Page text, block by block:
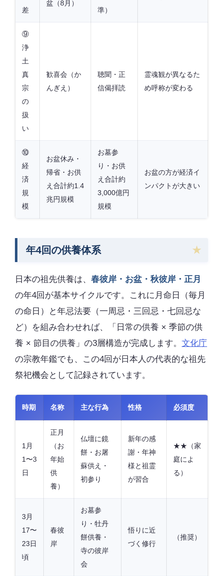
差
盆（8月）
準）
⑨
浄
土
真
宗
の
扱
い
歓喜会（か
んぎえ）
聴聞・正
信偈拝読
霊魂観が異なるた
め呼称が変わる
⑩
経
済
規
模
お盆休み・
帰省・お供
え合計約1.4
兆円規模
お墓参
り・お供
え合計約
3,000億円
規模
お盆の方が経済イ
ンパクトが大きい
年4回の供養体系
日本の祖先供養は、 春彼岸・お盆・秋彼岸・正月
の年4回が基本サイクルです。これに月命日（毎月
の命日）と年忌法要（一周忌・三回忌・七回忌な
ど）を組み合わせれば、「日常の供養 × 季節の供
養 × 節目の供養」の3層構造が完成します。 文化庁
の宗教年鑑でも、この4回が日本人の代表的な祖先
祭祀機会として記録されています。
時期 名称 主な行為 性格 必須度
1月
1〜3
日
正月
（お
年始
供
養）
仏壇に鏡
餅・お屠
蘇供え・
初参り
新年の感
謝・年神
様と祖霊
が習合
★★（家
庭によ
る）
3月
17〜
23日
頃
春彼
岸
お墓参
り・牡丹
餅供養・
寺の彼岸
会
悟りに近
づく修行
（推奨）